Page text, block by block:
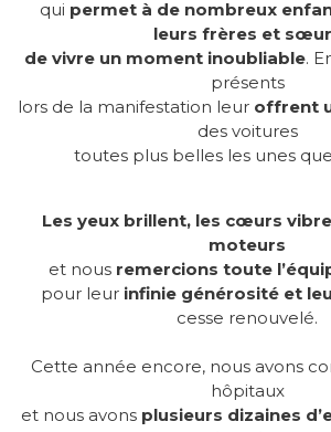
qui permet à de nombreux
leurs frères et
de vivre un moment inoubliable.
présents
lors de la manifestation leur offrent
des voitures
toutes plus belles les unes
Les yeux brillent, les cœurs
moteurs
et nous remercions toute
pour leur infinie générosité et
cesse renouvelé.
Cette année encore, nous avons
hôpitaux
et nous avons plusieurs dizaines